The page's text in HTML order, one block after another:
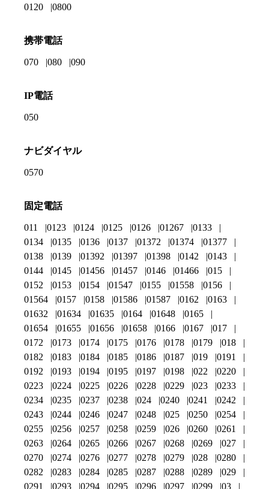
0120 0800
携帯電話
070 080 090
IP電話
050
ナビダイヤル
0570
固定電話
011 0123 0124 0125 0126 01267
0133
0134
0135 0136 0137 01372 01374
01377
0138
0139 01392 01397 01398 0142
0143
0144
0145 01456 01457 0146 01466
015
0152
0153 0154 01547 0155 01558
0156
01564
0157 0158 01586 01587 0162
0163
01632
01634 01635 0164 01648
0165
01654
01655 01656 01658 0166 0167
017
0172
0173 0174 0175 0176 0178 0179
018
0182
0183 0184 0185 0186 0187 019
0191
0192
0193 0194 0195 0197 0198 022
0220
0223
0224 0225 0226 0228 0229 023
0233
0234
0235 0237 0238 024 0240 0241
0242
0243
0244 0246 0247 0248 025 0250
0254
0255
0256 0257 0258 0259 026 0260
0261
0263
0264 0265 0266 0267 0268 0269
027
0270
0274 0276 0277 0278 0279 028
0280
0282
0283 0284 0285 0287 0288 0289
029
0291
0293 0294 0295 0296 0297 0299 03